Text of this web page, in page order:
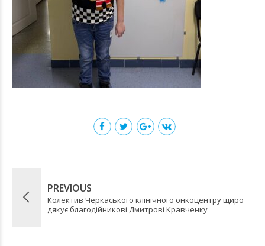
PREVIOUS
Колектив Черкаського клінічного онкоцентру щиро
дякує благодійникові Дмитрові Кравченку